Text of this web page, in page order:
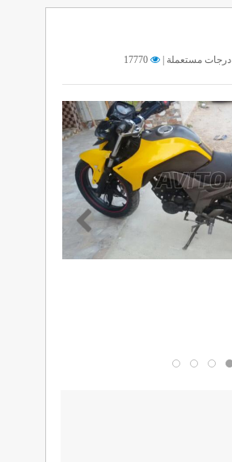
درجات مستعملة | 17770